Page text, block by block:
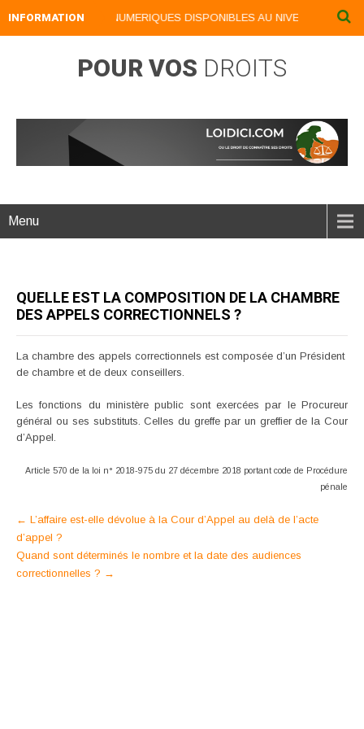
INFORMATION
NOS LIVRES NUMERIQUES DISPONIBLES AU NIVEAU DU
POUR VOS DROITS
Menu
QUELLE EST LA COMPOSITION DE LA CHAMBRE
DES APPELS CORRECTIONNELS ?
La chambre des appels correctionnels est composée d’un Président
de chambre et de deux conseillers.
Les fonctions du ministère public sont exercées par le Procureur
général ou ses substituts. Celles du greffe par un greffier de la Cour
d’Appel.
Article 570 de la loi n° 2018-975 du 27 décembre 2018 portant code de Procédure
pénale
Post
navigation
← L’affaire est-elle dévolue à la Cour d’Appel au delà de l’acte
d’appel ?
Quand sont déterminés le nombre et la date des audiences
correctionnelles ? →